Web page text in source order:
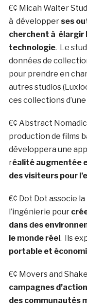
€¢ Micah Walter
à développer ses
cherchent à élargir
technologie. Le
données de
pour prendre en
autres studios
ces collections
€¢ Abstract
production de films
développera une
réalité augmentée
des visiteurs pour
€¢ Dot Dot associe
l’ingénierie pour
dans des
le monde réel. Ils
portable et
€¢ Movers and
campagnes
des communautés